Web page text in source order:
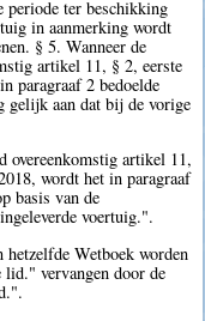
periode ter beschikking
in aanmerking wordt
§ 5. Wanneer de
artikel 11, § 2, eerste
paragraaf 2 bedoelde
gelijk aan dat bij de vorige
overeenkomstig artikel 11,
wordt het in paragraaf
basis van de
voertuig.".
Wetboek worden
vervangen door de